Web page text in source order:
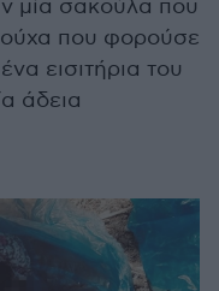
μία σακούλα που
που φορούσε
εισιτήρια του
άδεια